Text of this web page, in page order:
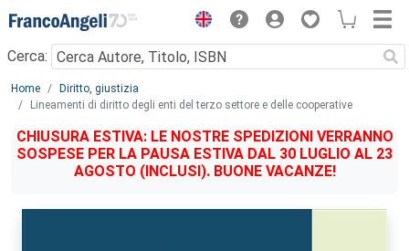
Menu
Cerca:
Main content
Home
Diritto, giustizia
Lineamenti di diritto degli enti del terzo settore e delle cooperative
CHIUSURA ESTIVA: LE NOSTRE SPEDIZIONI VERRANNO
SOSPESE PER LA PAUSA ESTIVA DAL 30 LUGLIO AL 23
AGOSTO (INCLUSI). BUONE VACANZE!